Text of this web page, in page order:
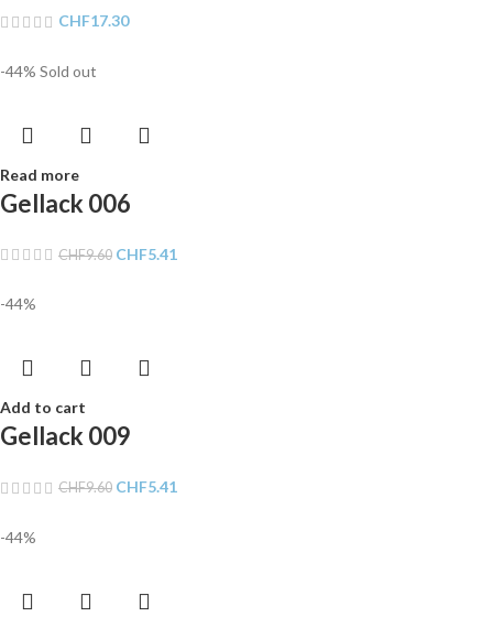
CHF17.30
-44% Sold out
Read more
Gellack 006
CHF9.60 CHF5.41
-44%
Add to cart
Gellack 009
CHF9.60 CHF5.41
-44%